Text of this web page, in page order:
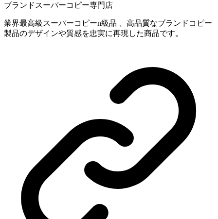
ブランドスーパーコピー専門店
業界最高級スーパーコピーn級品 、高品質なブランドコピー
製品のデザインや質感を忠実に再現した商品です。